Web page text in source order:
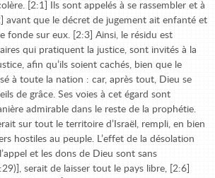
[2:1] Ils sont appelés à se rassembler et à
avant que le décret de jugement ait enfanté et
fonde sur eux. [2:3] Ainsi, le résidu est
qui pratiquent la justice, sont invités à la
afin qu’ils soient cachés, bien que le
à toute la nation : car, après tout, Dieu se
de grâce. Ses voies à cet égard sont
admirable dans le reste de la prophétie.
sur tout le territoire d’Israël, rempli, en bien
hostiles au peuple. L’effet de la désolation
et les dons de Dieu sont sans
serait de laisser tout le pays libre, [2:6]